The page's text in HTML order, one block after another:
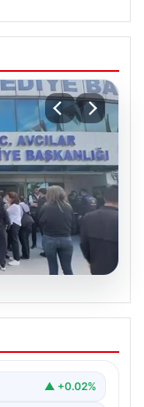
12
▲ +0.02%